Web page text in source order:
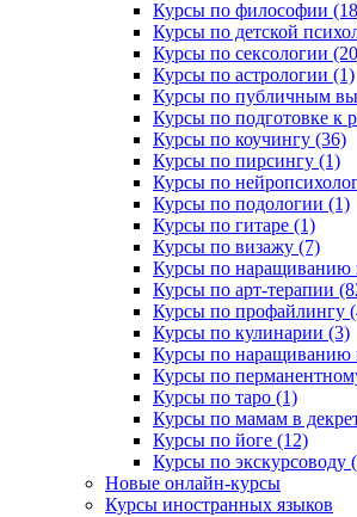
Курсы по философии
Курсы по детской
Курсы по сексологии
Курсы по астрологии (1)
Курсы по публичным
Курсы по подготовке к
Курсы по коучингу (36)
Курсы по пирсингу (1)
Курсы по
Курсы по подологии (1)
Курсы по гитаре (1)
Курсы по визажу (7)
Курсы по наращиванию
Курсы по арт-терапии
Курсы по профайлингу
Курсы по кулинарии (3)
Курсы по наращиванию
Курсы по
Курсы по таро (1)
Курсы по мамам в
Курсы по йоге (12)
Курсы по экскурсоводу
Новые онлайн‑курсы
Курсы иностранных языков